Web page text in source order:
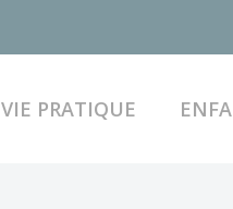
VIE PRATIQUE